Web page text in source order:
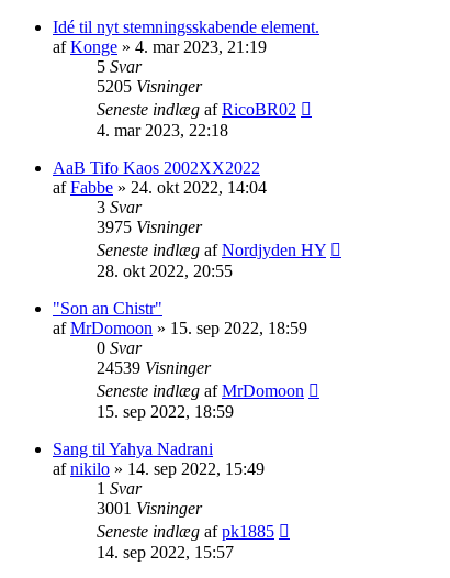
Idé til nyt stemningsskabende element.
afKonge » 4. mar 2023, 21:19
5 Svar
5205 Visninger
Seneste indlæg afRicoBR02
4. mar 2023, 22:18
AaB Tifo Kaos 2002XX2022
afFabbe » 24. okt 2022, 14:04
3 Svar
3975 Visninger
Seneste indlæg afNordjyden HY
28. okt 2022, 20:55
"Son an Chistr"
afMrDomoon » 15. sep 2022, 18:59
0 Svar
24539 Visninger
Seneste indlæg afMrDomoon
15. sep 2022, 18:59
Sang til Yahya Nadrani
afnikilo » 14. sep 2022, 15:49
1 Svar
3001 Visninger
Seneste indlæg afpk1885
14. sep 2022, 15:57